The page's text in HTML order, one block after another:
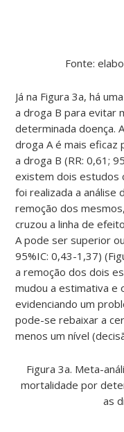
Fonte:
Já na Figura 3a, há
a droga B para evitar
determinada doença.
droga A é mais eficaz
a droga B (RR: 0,61;
existem dois estudos
foi realizada a análise
remoção dos
cruzou a linha de
A pode ser superior
95%IC: 0,43-1,37)
a remoção dos dois
mudou a estimativa e
evidenciando um
pode-se rebaixar a
menos um nível
Figura 3a. Meta-
mortalidade por
as